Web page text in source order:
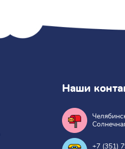
Наши
+7 (351)